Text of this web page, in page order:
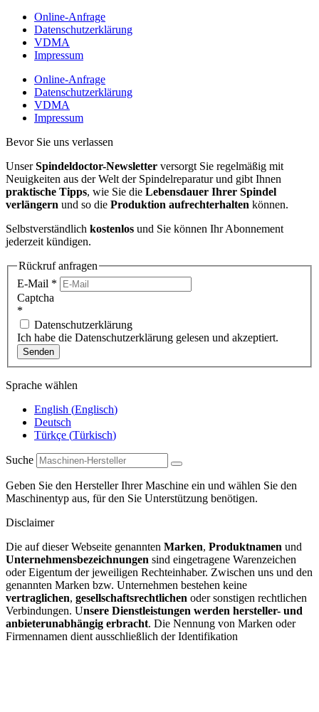
Online-Anfrage
Datenschutzerklärung
VDMA
Impressum
Online-Anfrage
Datenschutzerklärung
VDMA
Impressum
Bevor Sie uns verlassen
UnserSpindeldoctor-Newsletter versorgt Sie regelmäßig mit
Neuigkeiten aus der Welt der Spindelreparatur und gibt Ihnen
praktische Tipps, wie Sie die Lebensdauer Ihrer Spindel
verlängern und so die Produktion aufrechterhalten können.
Selbstverständlich kostenlos und Sie können Ihr Abonnement
jederzeit kündigen.
Rückruf anfragen
E-Mail *
Captcha
*
Datenschutzerklärung
Ich habe die Datenschutzerklärung gelesen und akzeptiert.
Senden
Sprache wählen
English (Englisch)
Deutsch
Türkçe (Türkisch)
Suche
Geben Sie den Hersteller Ihrer Maschine ein und wählen Sie den
Maschinentyp aus, für den Sie Unterstützung benötigen.
Disclaimer
Die auf dieser Webseite genannten Marken, Produktnamen und
Unternehmensbezeichnungen sind eingetragene Warenzeichen
oder Eigentum der jeweiligen Rechteinhaber. Zwischen uns und den
genannten Marken bzw. Unternehmen bestehen keine
vertraglichen, gesellschaftsrechtlichen oder sonstigen rechtlichen
Verbindungen. Unsere Dienstleistungen werden hersteller- und
anbieterunabhängig erbracht. Die Nennung von Marken oder
Firmennamen dient ausschließlich der Identifikation